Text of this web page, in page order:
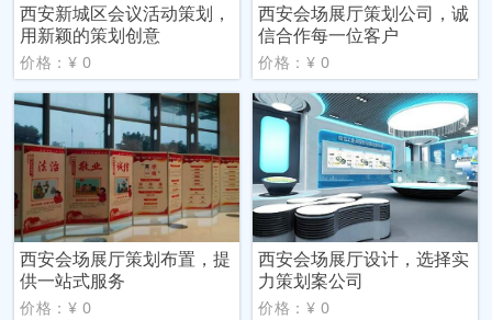
西安新城区会议活动策划，
用新颖的策划创意
价格：¥ 0
西安会场展厅策划公司，诚
信合作每一位客户
价格：¥ 0
西安会场展厅策划布置，提
供一站式服务
价格：¥ 0
西安会场展厅设计，选择实
力策划案公司
价格：¥ 0